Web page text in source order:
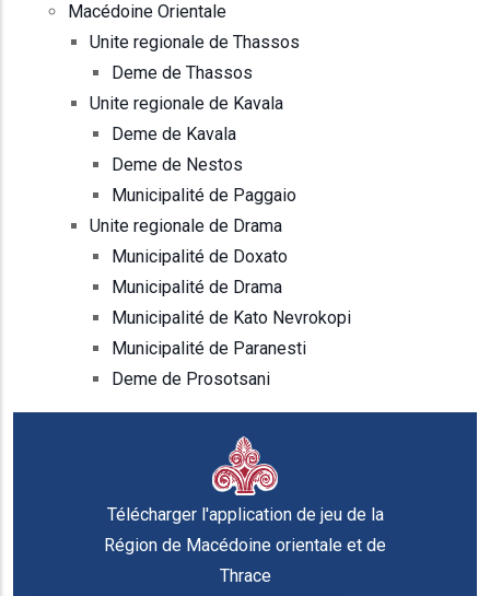
Macédoine Orientale
Unite regionale de Thassos
Deme de Thassos
Unite regionale de Kavala
Deme de Kavala
Deme de Nestos
Municipalité de Paggaio
Unite regionale de Drama
Municipalité de Doxato
Municipalité de Drama
Municipalité de Kato Nevrokopi
Municipalité de Paranesti
Deme de Prosotsani
Télécharger l'application de jeu de la
Région de Macédoine orientale et de
Thrace